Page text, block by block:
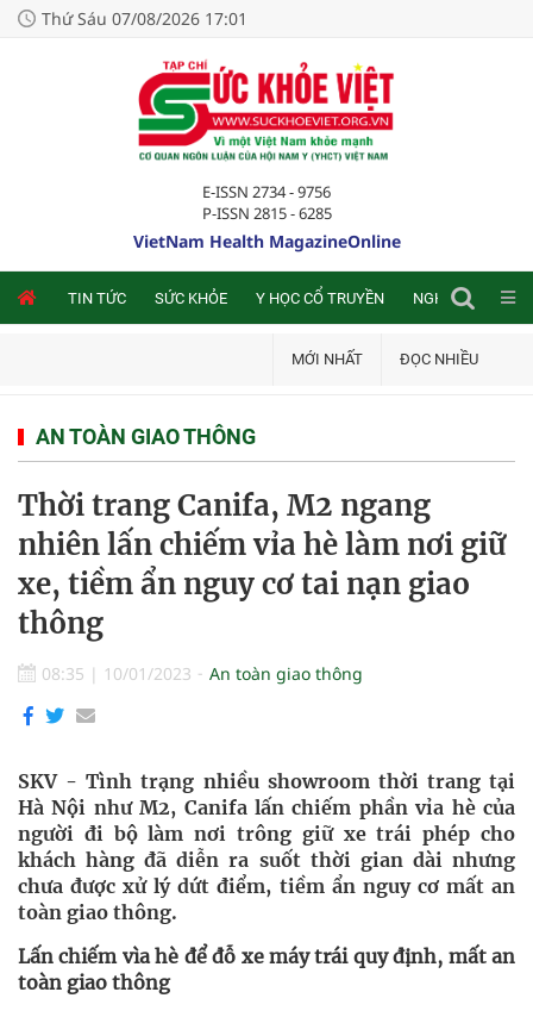
Thứ Sáu 07/08/2026 17:01
E-ISSN 2734 - 9756
P-ISSN 2815 - 6285
VietNam Health MagazineOnline
TIN TỨC SỨC KHỎE Y HỌC CỔ TRUYỀN NGHIÊN CỨU
MỚI NHẤT ĐỌC NHIỀU
AN TOÀN GIAO THÔNG
Thời trang Canifa, M2 ngang
nhiên lấn chiếm vỉa hè làm nơi giữ
xe, tiềm ẩn nguy cơ tai nạn giao
thông
08:35 | 10/01/2023 An toàn giao thông
SKV - Tình trạng nhiều showroom thời trang tại
Hà Nội như M2, Canifa lấn chiếm phần vỉa hè của
người đi bộ làm nơi trông giữ xe trái phép cho
khách hàng đã diễn ra suốt thời gian dài nhưng
chưa được xử lý dứt điểm, tiềm ẩn nguy cơ mất an
toàn giao thông.
Lấn chiếm vìa hè để đỗ xe máy trái quy định, mất an
toàn giao thông